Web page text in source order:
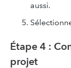
aussi.
Étape 4 :
projet